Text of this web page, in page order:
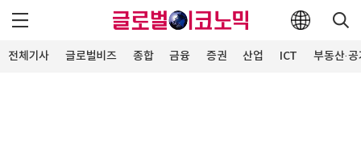
전체기사 글로벌비즈 종합 금융 증권 산업 ICT 부동산·